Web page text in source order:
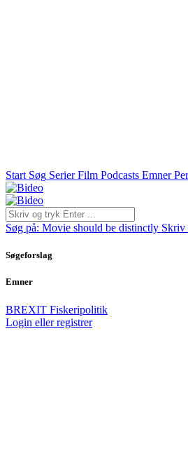
Start Søg Serier Film Podcasts Emner
Søg på: Movie should be distinctly Skriv
Søgeforslag
Emner
BREXIT Fiskeripolitik
Login eller registrer